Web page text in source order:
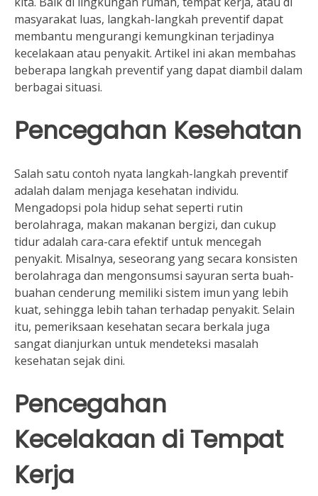
masyarakat luas, langkah-langkah preventif dapat
membantu mengurangi kemungkinan terjadinya
kecelakaan atau penyakit. Artikel ini akan membahas
beberapa langkah preventif yang dapat diambil dalam
berbagai situasi.
Pencegahan Kesehatan
Salah satu contoh nyata langkah-langkah preventif
adalah dalam menjaga kesehatan individu.
Mengadopsi pola hidup sehat seperti rutin
berolahraga, makan makanan bergizi, dan cukup
tidur adalah cara-cara efektif untuk mencegah
penyakit. Misalnya, seseorang yang secara konsisten
berolahraga dan mengonsumsi sayuran serta buah-
buahan cenderung memiliki sistem imun yang lebih
kuat, sehingga lebih tahan terhadap penyakit. Selain
itu, pemeriksaan kesehatan secara berkala juga
sangat dianjurkan untuk mendeteksi masalah
kesehatan sejak dini.
Pencegahan
Kecelakaan di Tempat
Kerja